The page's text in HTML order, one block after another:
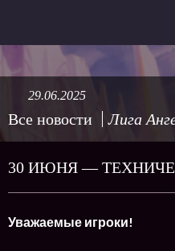
Все новости Лига
29.06.2025
30 ИЮНЯ —
Уважаемые игроки!